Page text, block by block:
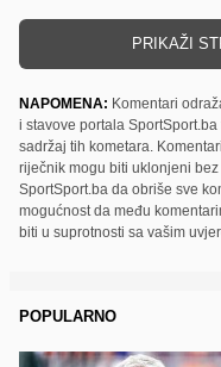
PRIKAŽI
NAPOMENA: Komentari
i stavove portala
sadržaj tih kometara.
riječnik mogu biti uklonjeni
SportSport.ba da obriše sve
mogućnost da među
biti u suprotnosti sa vašim
POPULARNO